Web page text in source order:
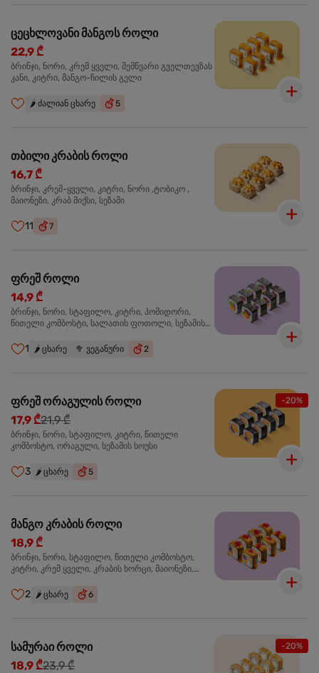
ცეცხლოვანი მანგოს როლი
22,9 ₾
ბრინჯი, ნორი, კრემ ყველი, შემწვარი გველთევზას
კანი, კიტრი, მანგო-ჩილის გელი
🌶️ ძალიან ცხარე 5
თბილი კრაბის როლი
16,7 ₾
ბრინჯი, კრემ-ყველი, კიტრი, ნორი ,ტობიკო ,
მაიონეზი, კრაბ მიქსი, სეზამი
11 7
ფრეშ როლი
14,9 ₾
ბრინჯი, ნორი, სტაფილო, კიტრი, პომიდორი,
წითელი კომბოსტი, სალათის ფოთოლი, სეზამის
1 🌶️ ცხარე 🥦 ვეგანური 2
-20%
ფრეშ ორაგულის როლი
17,9 ₾21,9 ₾
ბრინჯი, ნორი, სტაფილო, კიტრი, წითელი
კომბოსტო, ორაგული, სეზამის სოუსი
3 🌶️ ცხარე 5
მანგო კრაბის როლი
18,9 ₾
ბრინჯი, ნორი, სტაფილო, წითელი კომბოსტო,
კიტრი, კრემ ყველი, კრაბის ხორცი, მაიონეზი,
2 🌶️ ცხარე 6
-20%
სამურაი როლი
18,9 ₾23,9 ₾